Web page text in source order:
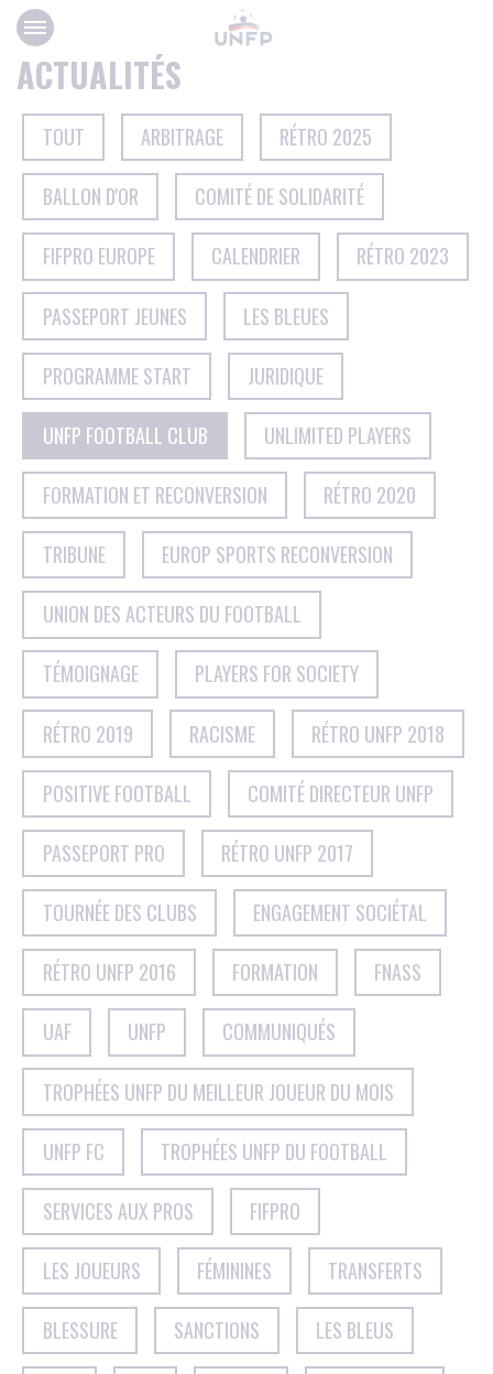
Panneau de gestion des cookies
ACTUALITÉS
TOUT ARBITRAGE RÉTRO 2025
BALLON D'OR COMITÉ DE SOLIDARITÉ
FIFPRO EUROPE CALENDRIER RÉTRO 2023
PASSEPORT JEUNES LES BLEUES
PROGRAMME START JURIDIQUE
UNFP FOOTBALL CLUB UNLIMITED PLAYERS
FORMATION ET RECONVERSION RÉTRO 2020
TRIBUNE EUROP SPORTS RECONVERSION
UNION DES ACTEURS DU FOOTBALL
TÉMOIGNAGE PLAYERS FOR SOCIETY
RÉTRO 2019 RACISME RÉTRO UNFP 2018
POSITIVE FOOTBALL COMITÉ DIRECTEUR UNFP
PASSEPORT PRO RÉTRO UNFP 2017
TOURNÉE DES CLUBS ENGAGEMENT SOCIÉTAL
RÉTRO UNFP 2016 FORMATION FNASS
UAF UNFP COMMUNIQUÉS
TROPHÉES UNFP DU MEILLEUR JOUEUR DU MOIS
UNFP FC TROPHÉES UNFP DU FOOTBALL
SERVICES AUX PROS FIFPRO
LES JOUEURS FÉMININES TRANSFERTS
BLESSURE SANCTIONS LES BLEUS